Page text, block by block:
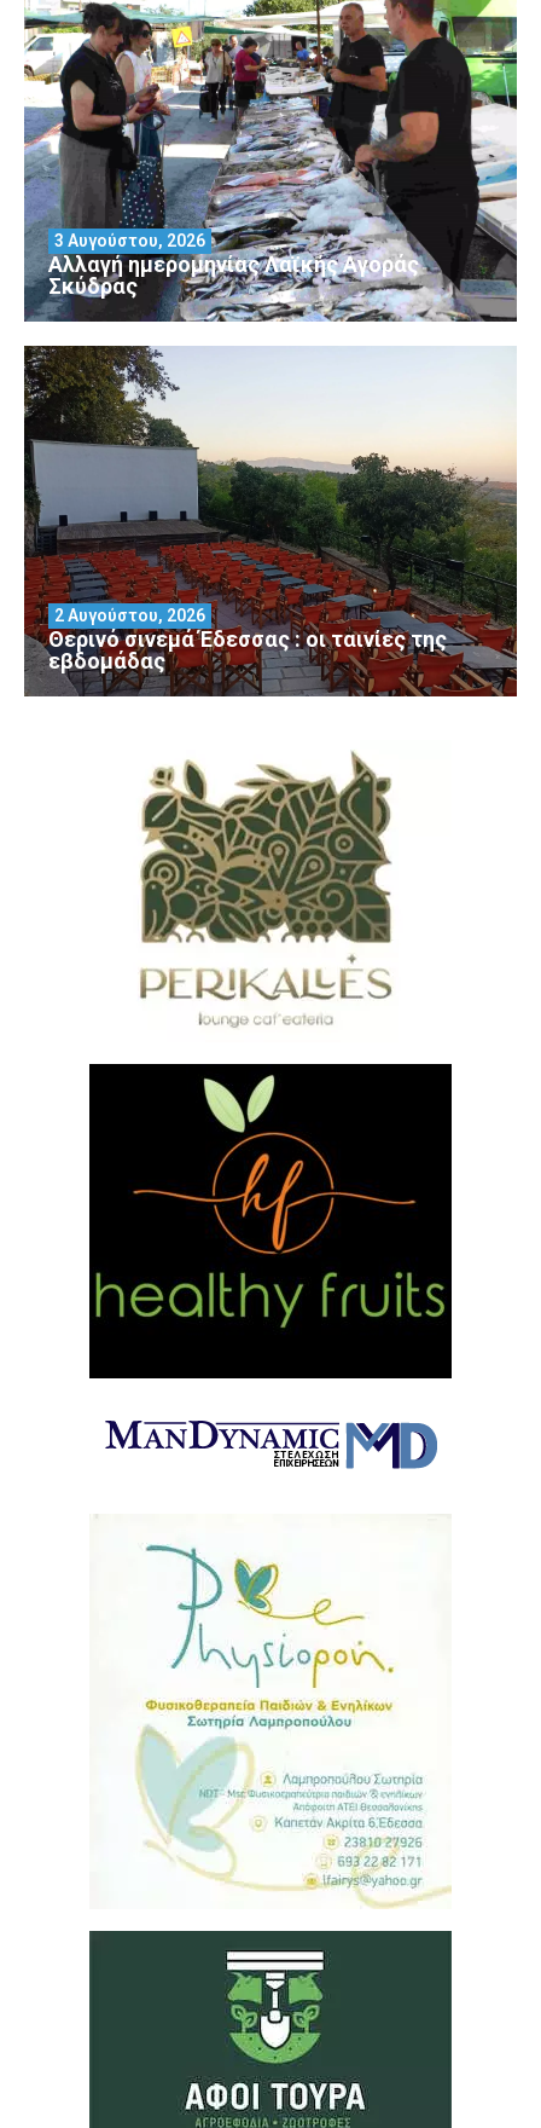
Αλλαγή ημερομηνίας Λαϊκής Αγοράς
Σκύδρας
3 Αυγούστου, 2026
Θερινό σινεμά Έδεσσας : οι ταινίες της
εβδομάδας
2 Αυγούστου, 2026